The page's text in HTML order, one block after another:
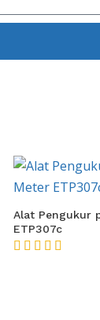
Alat Pengukur
ETP307c